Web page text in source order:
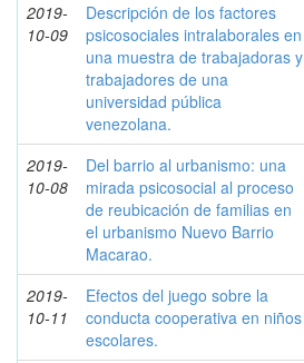
2019-
10-09
Descripción de los factores
psicosociales intralaborales en
una muestra de trabajadoras y
trabajadores de una
universidad pública
venezolana.
2019-
10-08
Del barrio al urbanismo: una
mirada psicosocial al proceso
de reubicación de familias en
el urbanismo Nuevo Barrio
Macarao.
2019-
10-11
Efectos del juego sobre la
conducta cooperativa en niños
escolares.